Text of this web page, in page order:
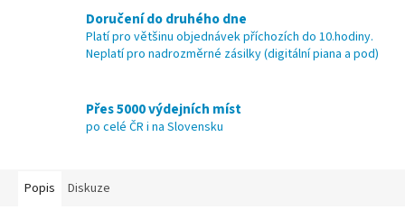
Doručení do druhého dne
Platí pro většinu objednávek příchozích do 10.hodiny.
Neplatí pro nadrozměrné zásilky (digitální piana a pod)
Přes 5000 výdejních míst
po celé ČR i na Slovensku
Popis Diskuze